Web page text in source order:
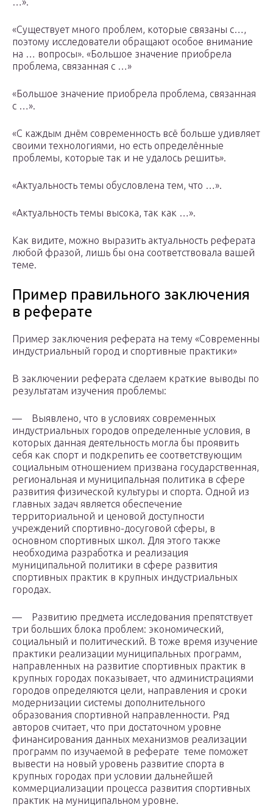
«Существует много проблем, которые связаны с…,
поэтому исследователи обращают особое внимание
на … вопросы». «Большое значение приобрела
проблема, связанная с …»
«Большое значение приобрела проблема, связанная
с …».
«С каждым днём современность всё больше удивляет
своими технологиями, но есть определённые
проблемы, которые так и не удалось решить».
«Актуальность темы обусловлена тем, что …».
«Актуальность темы высока, так как …».
Как видите, можно выразить актуальность реферата
любой фразой, лишь бы она соответствовала вашей
теме.
Пример правильного заключения
в реферате
Пример заключения реферата на тему «Современны
индустриальный город и спортивные практики»
В заключении реферата сделаем краткие выводы по
результатам изучения проблемы:
— Выявлено, что в условиях современных
индустриальных городов определенные условия, в
которых данная деятельность могла бы проявить
себя как спорт и подкрепить ее соответствующим
социальным отношением призвана государственная,
региональная и муниципальная политика в сфере
развития физической культуры и спорта. Одной из
главных задач является обеспечение
территориальной и ценовой доступности
учреждений спортивно-досуговой сферы, в
основном спортивных школ. Для этого также
необходима разработка и реализация
муниципальной политики в сфере развития
спортивных практик в крупных индустриальных
городах.
— Развитию предмета исследования препятствует
три больших блока проблем: экономический,
социальный и политический. В тоже время изучение
практики реализации муниципальных программ,
направленных на развитие спортивных практик в
крупных городах показывает, что администрациями
городов определяются цели, направления и сроки
модернизации системы дополнительного
образования спортивной направленности. Ряд
авторов считает, что при достаточном уровне
финансирования данных механизмов реализации
программ по изучаемой в реферате теме поможет
вывести на новый уровень развитие спорта в
крупных городах при условии дальнейшей
коммерциализации процесса развития спортивных
практик на муниципальном уровне.